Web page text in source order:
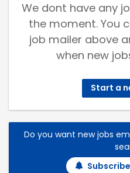
We dont have any
the moment. You
job mailer above
when new
Start a
Do you want new jobs